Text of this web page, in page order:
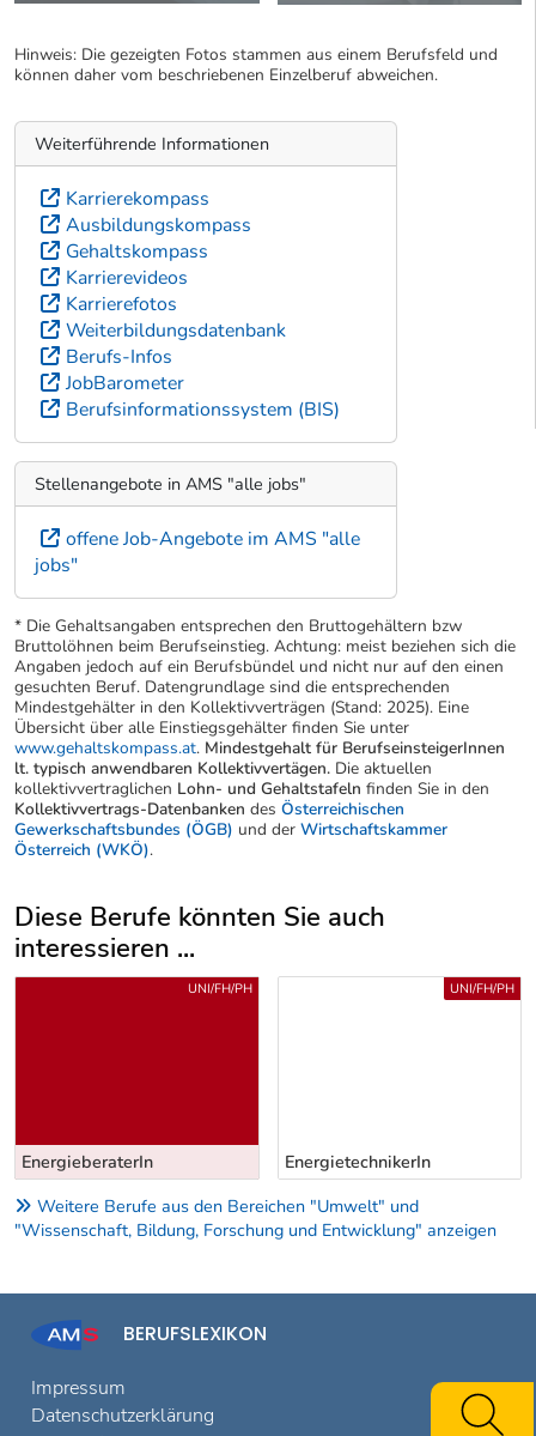
Hinweis: Die gezeigten Fotos stammen aus einem Berufsfeld und
können daher vom beschriebenen Einzelberuf abweichen.
Weiterführende Informationen
Karrierekompass
Ausbildungskompass
Gehaltskompass
Karrierevideos
Karrierefotos
Weiterbildungsdatenbank
Berufs-Infos
JobBarometer
Berufsinformationssystem (BIS)
Stellenangebote in AMS "alle jobs"
offene Job-Angebote im AMS "alle
jobs"
* Die Gehaltsangaben entsprechen den Bruttogehältern bzw
Bruttolöhnen beim Berufseinstieg. Achtung: meist beziehen sich die
Angaben jedoch auf ein Berufsbündel und nicht nur auf den einen
gesuchten Beruf. Datengrundlage sind die entsprechenden
Mindestgehälter in den Kollektivverträgen (Stand: 2025). Eine
Übersicht über alle Einstiegsgehälter finden Sie unter
www.gehaltskompass.at. Mindestgehalt für BerufseinsteigerInnen
lt. typisch anwendbaren Kollektivvertägen. Die aktuellen
kollektivvertraglichen Lohn- und Gehaltstafeln finden Sie in den
Kollektivvertrags-Datenbanken des Österreichischen
Gewerkschaftsbundes (ÖGB) und der Wirtschaftskammer
Österreich (WKÖ).
Diese Berufe könnten Sie auch
interessieren ...
Uber weitere Berufsvorschläge
EnergietechnikerIn
UNI/FH/PH
EnergieberaterIn
KURZ-/SPEZIALAUSBILDUNG
Weitere Berufe aus den Bereichen "Umwelt" und
"Wissenschaft, Bildung, Forschung und Entwicklung" anzeigen
BERUFSLEXIKON
Impressum
Datenschutzerklärung